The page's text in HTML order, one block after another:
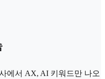
에서 AX, AI 키워드만 나오